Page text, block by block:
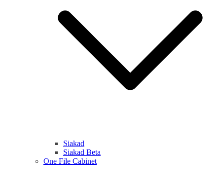
Siakad
Siakad Beta
One File Cabinet